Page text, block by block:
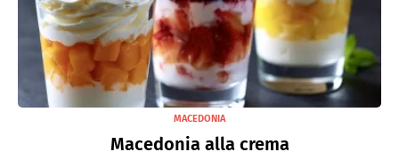
MACEDONIA
Macedonia alla crema